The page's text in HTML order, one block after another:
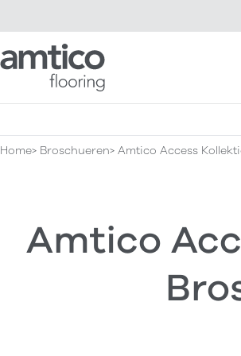
Amtico Flooring
Home Broschueren Amtico Access
Amtico